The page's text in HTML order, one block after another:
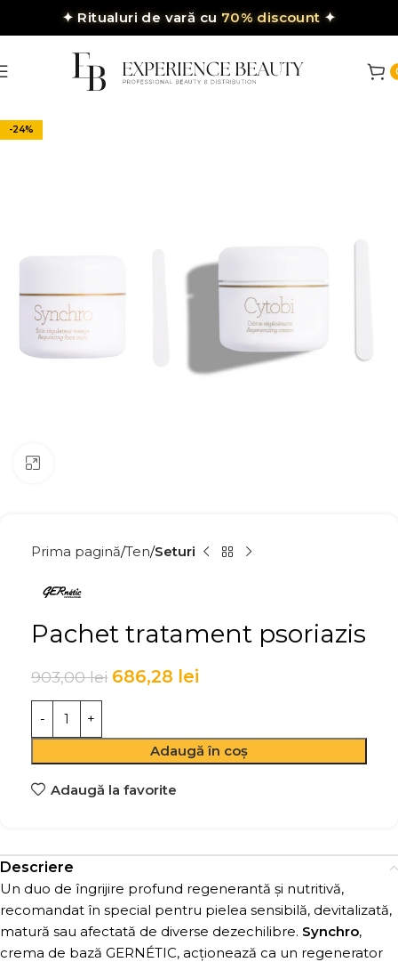
✦ Ritualuri de vară cu 70% discount ✦
-24%
Prima pagină Ten Seturi
Pachet tratament psoriazis
903,00lei 686,28 lei
Adaugă în coș
Adaugă la favorite
Descriere
Un duo de îngrijire profund regenerantă și nutritivă,
recomandat în special pentru pielea sensibilă, devitalizată,
matură sau afectată de diverse dezechilibre. Synchro,
crema de bază GERNÉTIC, acționează ca un regenerator